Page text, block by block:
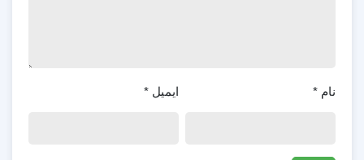
نام * ایمیل *